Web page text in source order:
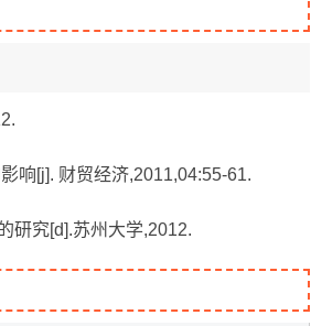
响[j]. 财贸经济,2011,04:55-61.
研究[d].苏州大学,2012.